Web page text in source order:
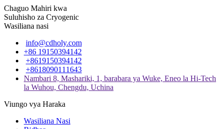
Chaguo Mahiri kwa
Suluhisho za Cryogenic
Wasiliana nasi
info@cdholy.com
+86 19150394142
+8619150394142
+8618090111643
Nambari 8, Mashariki, 1, barabara ya Wuke, Eneo la Hi-Tech
la Wuhou, Chengdu, Uchina
Viungo vya Haraka
Wasiliana Nasi